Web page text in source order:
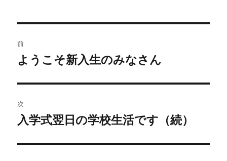
稿
ビ
ゲ
ー
前
前
投
稿:
ようこそ新入生のみなさん
次
次
投
入学式翌日の学校生活です（続）